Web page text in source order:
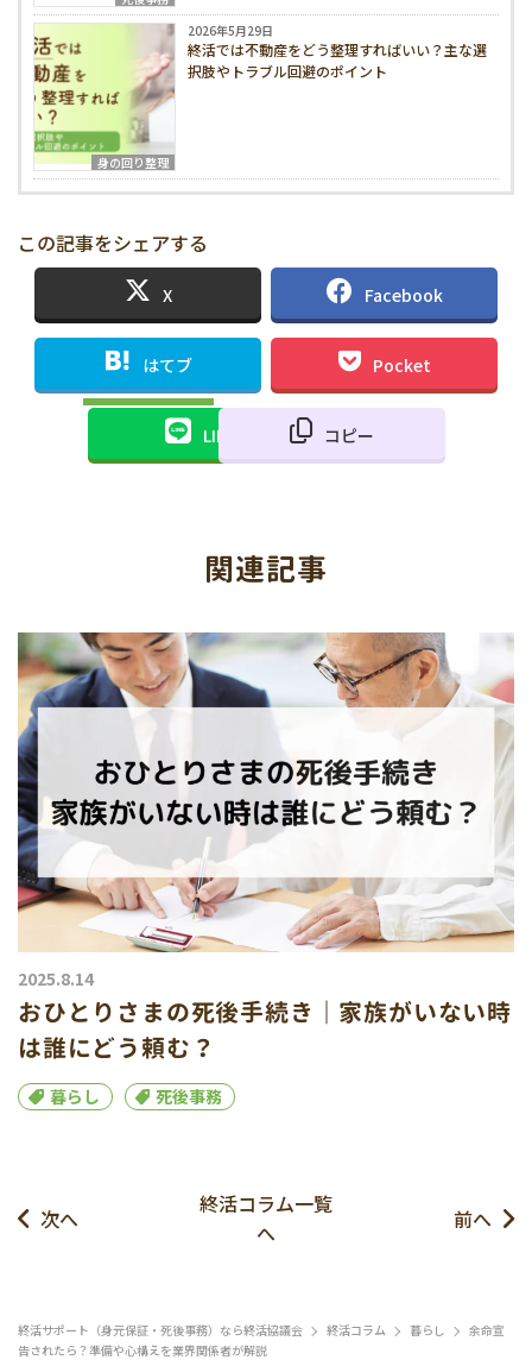
身の回り整理
2026年5月29日
終活では不動産をどう整理すればいい？主な選
択肢やトラブル回避のポイント
この記事をシェアする
X Facebook
はてブ Pocket
LINE コピー
関連記事
2025.8.14
おひとりさまの死後手続き｜家族がいない時
は誰にどう頼む？
暮らし 死後事務
次へ
終活コラム一覧
へ
前へ
終活サポート（身元保証・死後事務）なら終活協議会 終活コラム 暮らし
余命宣
告されたら？準備や心構えを業界関係者が解説